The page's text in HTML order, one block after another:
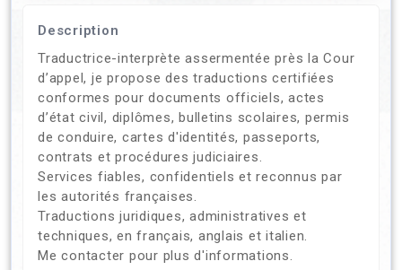
Description
Traductrice-interprète assermentée près la Cour
d’appel, je propose des traductions certifiées
conformes pour documents officiels, actes
d’état civil, diplômes, bulletins scolaires, permis
de conduire, cartes d'identités, passeports,
contrats et procédures judiciaires.
Services fiables, confidentiels et reconnus par
les autorités françaises.
Traductions juridiques, administratives et
techniques, en français, anglais et italien.
Me contacter pour plus d'informations.